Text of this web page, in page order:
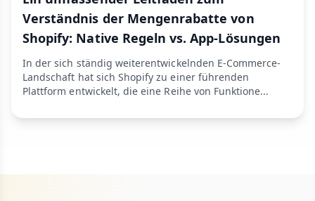
Verständnis der Mengenrabatte von
Shopify: Native Regeln vs. App-Lösungen
In der sich ständig weiterentwickelnden E-Commerce-
Landschaft hat sich Shopify zu einer führenden
Plattform entwickelt, die eine Reihe von Funktione...